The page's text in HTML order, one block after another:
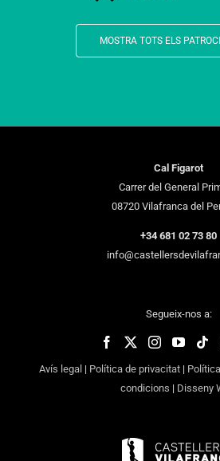
MOSTRA TOTS ELS
Cal Figarot
Carrer del General
08720 Vilafranca del
+34 681 02 73 80
Segueix-nos a:
Avís legal | Política de privacitat|
condicions | Disseny